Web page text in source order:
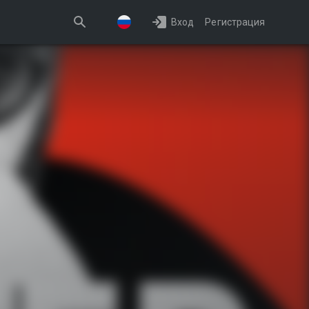
Вход Регистрация